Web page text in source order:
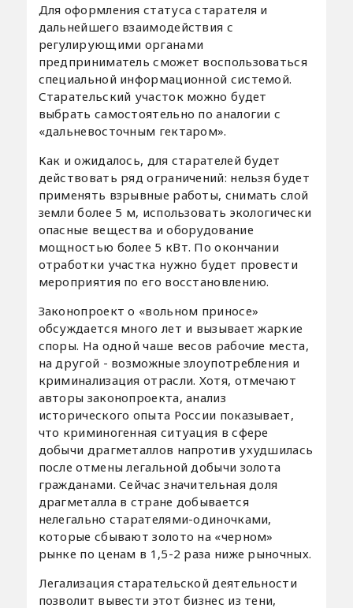
Для оформления статуса старателя и
дальнейшего взаимодействия с
регулирующими органами
предприниматель сможет воспользоваться
специальной информационной системой.
Старательский участок можно будет
выбрать самостоятельно по аналогии с
«дальневосточным гектаром».
Как и ожидалось, для старателей будет
действовать ряд ограничений: нельзя будет
применять взрывные работы, снимать слой
земли более 5 м, использовать экологически
опасные вещества и оборудование
мощностью более 5 кВт. По окончании
отработки участка нужно будет провести
мероприятия по его восстановлению.
Законопроект о «вольном приносе»
обсуждается много лет и вызывает жаркие
споры. На одной чаше весов рабочие места,
на другой - возможные злоупотребления и
криминализация отрасли. Хотя, отмечают
авторы законопроекта, анализ
исторического опыта России показывает,
что криминогенная ситуация в сфере
добычи драгметаллов напротив ухудшилась
после отмены легальной добычи золота
гражданами. Сейчас значительная доля
драгметалла в стране добывается
нелегально старателями-одиночками,
которые сбывают золото на «черном»
рынке по ценам в 1,5-2 раза ниже рыночных.
Легализация старательской деятельности
позволит вывести этот бизнес из тени,